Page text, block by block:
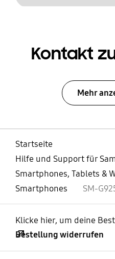
Kontakt
Mehr
Startseite
Hilfe und Support für
Smartphones, Tablets &
Smartphones
SM-
Klicke hier, um deine
Bestellung widerrufen